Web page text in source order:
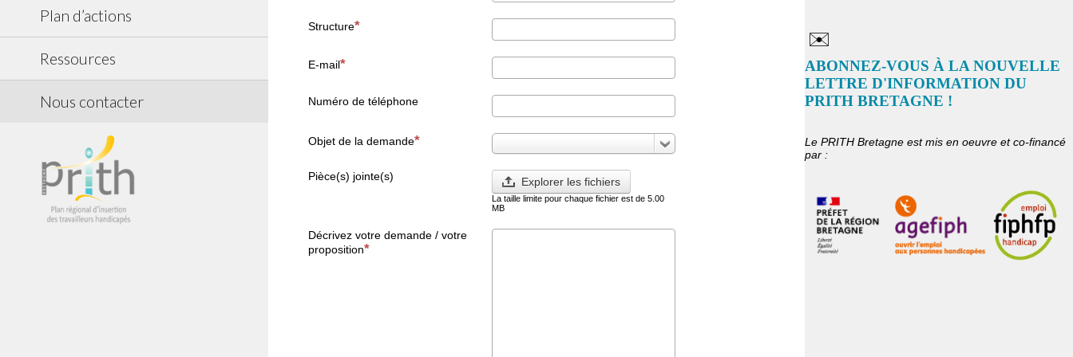
Plan d’actions
Ressources
Nous contacter
Structure
E-mail
Numéro de téléphone
Objet de la demande
Pièce(s) jointe(s) Explorer les fichiers
La taille limite pour chaque fichier est de 5.00
MB
Décrivez votre demande / votre
proposition
✉️
ABONNEZ-VOUS À LA NOUVELLE
LETTRE D'INFORMATION DU
PRITH BRETAGNE !
Le PRITH Bretagne est mis en oeuvre et co-financé
par :